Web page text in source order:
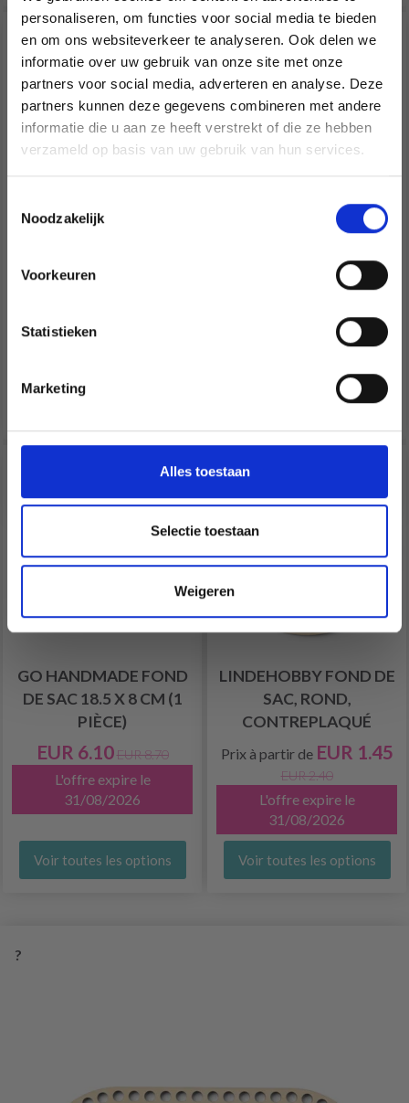
personaliseren, om functies voor social media te bieden
en om ons websiteverkeer te analyseren. Ook delen we
informatie over uw gebruik van onze site met onze
partners voor social media, adverteren en analyse. Deze
partners kunnen deze gegevens combineren met andere
informatie die u aan ze heeft verstrekt of die ze hebben
verzameld op basis van uw gebruik van hun services.
Noodzakelijk
Voorkeuren
Statistieken
Marketing
Alles toestaan
Selectie toestaan
Weigeren
BASE PANIER 18 X 18
HANDMADE 21 X 8 CM
(1 PIÈCE)
EUR 8.70
L'offre expire le
Voir toutes les options
GO HANDMADE FOND
DE SAC 18.5 X 8 CM (1
PIÈCE)
EUR 6.10 EUR 8.70
L'offre expire le
31/08/2026
Voir toutes les options
40% de réduction
LINDEHOBBY FOND DE
SAC, ROND,
CONTREPLAQUÉ
Prix à partir de EUR 1.45
EUR 2.40
L'offre expire le
31/08/2026
Voir toutes les options
?
Économisez jusqu'à 50 %
Soyez le premier à connaître nos soldes et
Wil je liever nieuws ontvangen over onze
Nederlands?